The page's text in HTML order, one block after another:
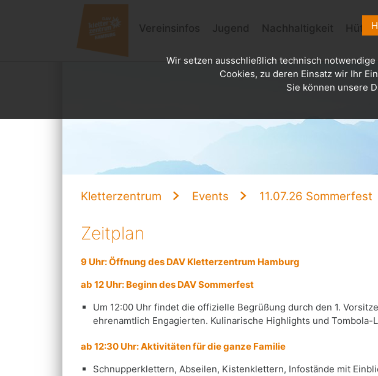
Vereinsinfos Jugend Nachhaltigkeit
Kletterzentrum Events 11.07.26 Sommerfest
Zeitplan
9 Uhr: Öffnung des DAV Kletterzentrum Hamburg
ab 12 Uhr: Beginn des DAV Sommerfest
Um 12:00 Uhr findet die offizielle Begrüßung durch den 1.
ehrenamtlich Engagierten. Kulinarische Highlights und
ab 12:30 Uhr: Aktivitäten für die ganze Familie
Schnupperklettern, Abseilen, Kistenklettern, Infostände mit
Wir setzen ausschließlich technisch
Cookies, zu deren Einsatz wir Ihr
Sie können unsere